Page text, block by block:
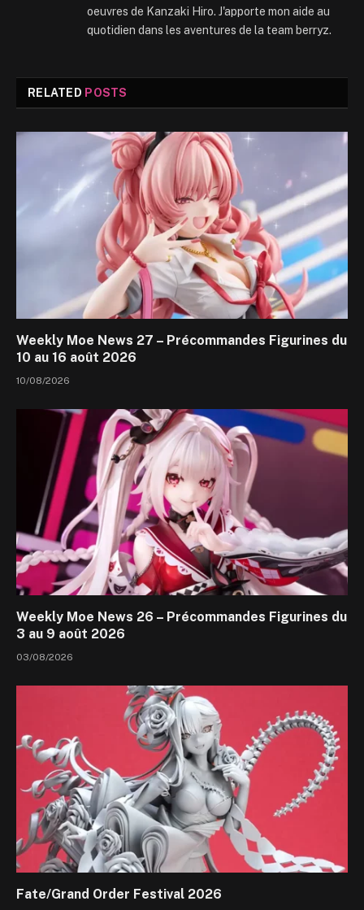
oeuvres de Kanzaki Hiro. J'apporte mon aide au
quotidien dans les aventures de la team berryz.
RELATED POSTS
Weekly Moe News 27 – Précommandes Figurines du
10 au 16 août 2026
10/08/2026
Weekly Moe News 26 – Précommandes Figurines du
3 au 9 août 2026
03/08/2026
Fate/Grand Order Festival 2026